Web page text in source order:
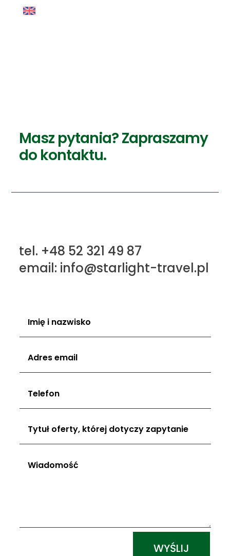
A
Masz pytania? Zapraszamy
do kontaktu.
tel. +48 52 321 49 87
email: info@starlight-travel.pl
WYŚLIJ